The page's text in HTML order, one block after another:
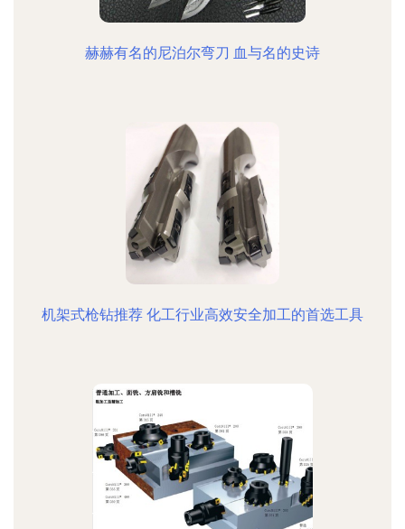
赫赫有名的尼泊尔弯刀 血与名的史诗
机架式枪钻推荐 化工行业高效安全加工的首选工具